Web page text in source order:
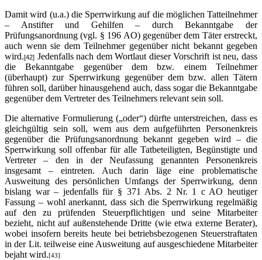
Damit wird (u.a.) die Sperrwirkung auf die möglichen Tatteilnehmer
– Anstifter und Gehilfen – durch Bekanntgabe der
Prüfungsanordnung (vgl. § 196 AO) gegenüber dem Täter erstreckt,
auch wenn sie dem Teilnehmer gegenüber nicht bekannt gegeben
wird.[42] Jedenfalls nach dem Wortlaut dieser Vorschrift ist neu, dass
die Bekanntgabe gegenüber dem bzw. einem Teilnehmer
(überhaupt) zur Sperrwirkung gegenüber dem bzw. allen Tätern
führen soll, darüber hinausgehend auch, dass sogar die Bekanntgabe
gegenüber dem Vertreter des Teilnehmers relevant sein soll.
Die alternative Formulierung („oder“) dürfte unterstreichen, dass es
gleichgültig sein soll, wem aus dem aufgeführten Personenkreis
gegenüber die Prüfungsanordnung bekannt gegeben wird – die
Sperrwirkung soll offenbar für alle Tatbeteiligten, Begünstigte und
Vertreter – den in der Neufassung genannten Personenkreis
insgesamt – eintreten. Auch darin läge eine problematische
Ausweitung des persönlichen Umfangs der Sperrwirkung, denn
bislang war – jedenfalls für § 371 Abs. 2 Nr. 1 c AO heutiger
Fassung – wohl anerkannt, dass sich die Sperrwirkung regelmäßig
auf den zu prüfenden Steuerpflichtigen und seine Mitarbeiter
bezieht, nicht auf außenstehende Dritte (wie etwa externe Berater),
wobei insofern bereits heute bei betriebsbezogenen Steuerstraftaten
in der Lit. teilweise eine Ausweitung auf ausgeschiedene Mitarbeiter
bejaht wird.[43]